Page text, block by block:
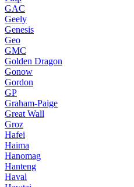
GAC
Geely
Genesis
Geo
GMC
Golden Dragon
Gonow
Gordon
GP
Graham-Paige
Great Wall
Groz
Hafei
Haima
Hanomag
Hanteng
Haval